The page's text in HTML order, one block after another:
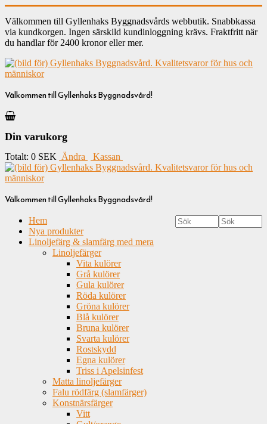
Välkommen till Gyllenhaks Byggnadsvårds webbutik. Snabbkassa
via kundkorgen. Ingen särskild kundinloggning krävs. Fraktfritt när
du handlar för 2400 kronor eller mer.
Välkommen till Gyllenhaks Byggnadsvård!
Din varukorg
Totalt: 0 SEK Ändra Kassan
Välkommen till Gyllenhaks Byggnadsvård!
Hem
Nya produkter
Linoljefärg & slamfärg med mera
Linoljefärger
Vita kulörer
Grå kulörer
Gula kulörer
Röda kulörer
Gröna kulörer
Blå kulörer
Bruna kulörer
Svarta kulörer
Rostskydd
Egna kulörer
Triss i Apelsinfest
Matta linoljefärger
Falu rödfärg (slamfärger)
Konstnärsfärger
Vitt